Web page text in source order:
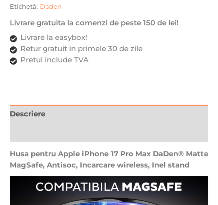
Etichetă: Daden
Livrare gratuita la comenzi de peste 150 de lei!
Livrare la easybox!
Retur gratuit in primele 30 de zile
Pretul include TVA
Descriere
Husa pentru Apple iPhone 17 Pro Max DaDen® Matte
MagSafe, Antisoc, Incarcare wireless, Inel stand